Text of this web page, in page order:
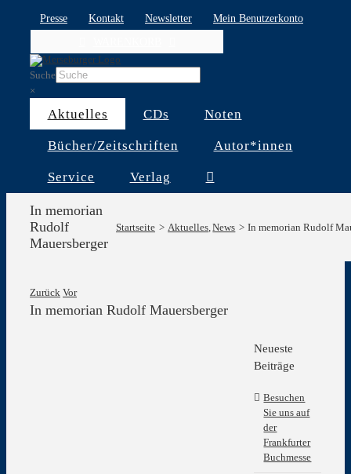
Presse Kontakt Newsletter
Mein Benutzerkonto
Suche
×
Aktuelles CDs Noten
Bücher/Zeitschriften Autor*innen
Service Verlag
In memorian
Rudolf
Mauersberger
Startseite Aktuelles News In memorian Rudolf
Zurück Vor
In memorian Rudolf Mauersberger
Neueste
Beiträge
Besuchen
Sie uns auf
der
Frankfurter
Buchmesse